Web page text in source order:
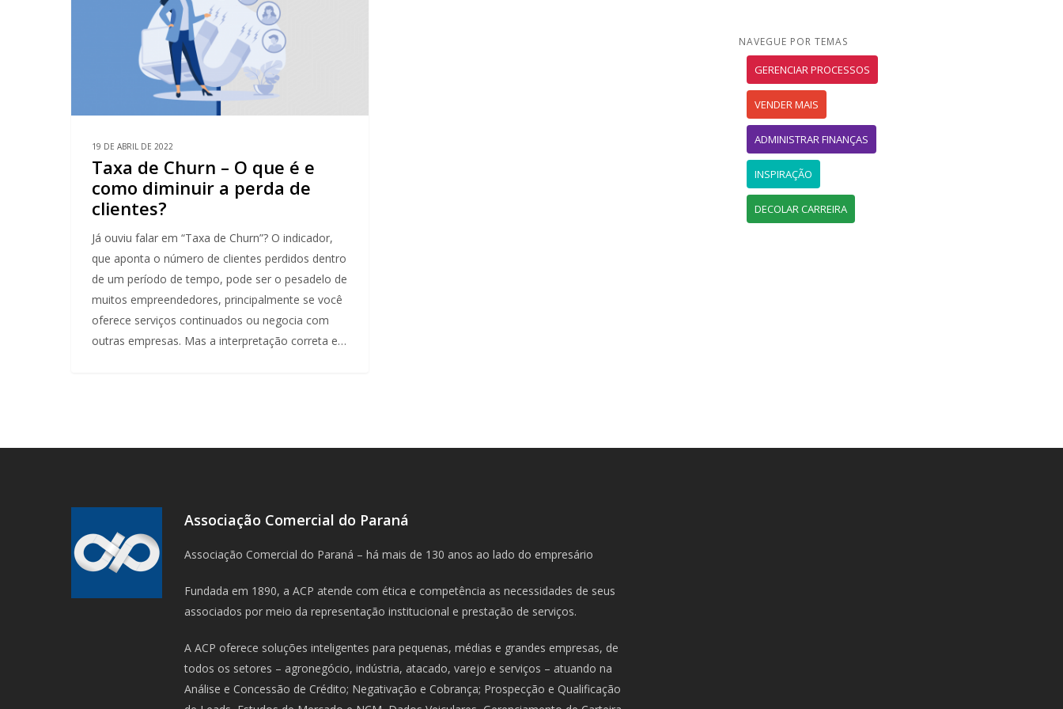
19 DE ABRIL DE 2022
Taxa de Churn – O que é e
como diminuir a perda de
clientes?
Já ouviu falar em “Taxa de Churn”? O indicador,
que aponta o número de clientes perdidos dentro
de um período de tempo, pode ser o pesadelo de
muitos empreendedores, principalmente se você
oferece serviços continuados ou negocia com
outras empresas. Mas a interpretação correta e…
NAVEGUE POR TEMAS
GERENCIAR PROCESSOS
VENDER MAIS
ADMINISTRAR FINANÇAS
INSPIRAÇÃO
DECOLAR CARREIRA
Associação Comercial do Paraná
Associação Comercial do Paraná – há mais de 130 anos ao lado do empresário
Fundada em 1890, a ACP atende com ética e competência as necessidades de seus
associados por meio da representação institucional e prestação de serviços.
A ACP oferece soluções inteligentes para pequenas, médias e grandes empresas, de
todos os setores – agronegócio, indústria, atacado, varejo e serviços – atuando na
Análise e Concessão de Crédito; Negativação e Cobrança; Prospecção e Qualificação